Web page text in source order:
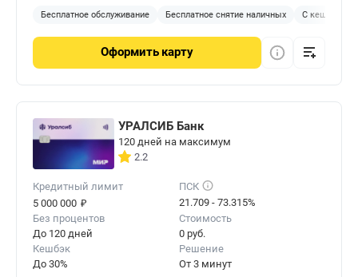
Бесплатное обслуживание Бесплатное снятие наличных С кешбэком
Оформить карту
УРАЛСИБ Банк
120 дней на максимум
2.2
Кредитный лимит
5 000 000 ₽
ПСК
21.709 - 73.315%
Без процентов
До 120 дней
Стоимость
0 руб.
Кешбэк
До 30%
Решение
От 3 минут